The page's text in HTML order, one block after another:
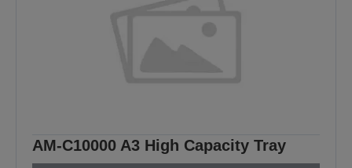
AM-C10000 A3 High Capacity Tray